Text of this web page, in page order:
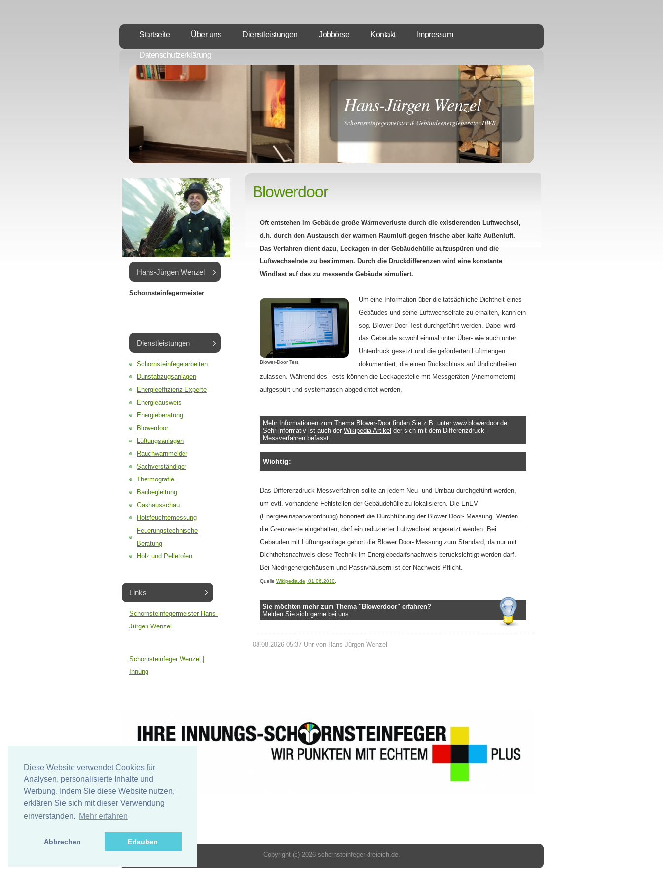
Diese Website verwendet Cookies für
Analysen, personalisierte Inhalte und
Werbung. Indem Sie diese Website nutzen,
erklären Sie sich mit dieser Verwendung
einverstanden. Mehr erfahren
Abbrechen Erlauben
Startseite Über uns Dienstleistungen Jobbörse Kontakt Impressum
Datenschutzerklärung
Hans-Jürgen Wenzel
Schornsteinfegermeister & Gebäudeenergieberater HWK
Blowerdoor
Oft entstehen im Gebäude große Wärmeverluste durch die existierenden Luftwechsel,
d.h. durch den Austausch der warmen Raumluft gegen frische aber kalte Außenluft.
Das Verfahren dient dazu, Leckagen in der Gebäudehülle aufzuspüren und die
Luftwechselrate zu bestimmen. Durch die Druckdifferenzen wird eine konstante
Windlast auf das zu messende Gebäude simuliert.
Blower-Door Test.
Um eine Information über die tatsächliche Dichtheit eines
Gebäudes und seine Luftwechselrate zu erhalten, kann ein
sog. Blower-Door-Test durchgeführt werden. Dabei wird
das Gebäude sowohl einmal unter Über- wie auch unter
Unterdruck gesetzt und die geförderten Luftmengen
dokumentiert, die einen Rückschluss auf Undichtheiten
zulassen. Während des Tests können die Leckagestelle mit Messgeräten (Anemometern)
aufgespürt und systematisch abgedichtet werden.
Mehr Informationen zum Thema Blower-Door finden Sie z.B. unter www.blowerdoor.de.
Sehr informativ ist auch der Wikipedia Artikel der sich mit dem Differenzdruck-
Messverfahren befasst.
Wichtig:
Das Differenzdruck-Messverfahren sollte an jedem Neu- und Umbau durchgeführt werden,
um evtl. vorhandene Fehlstellen der Gebäudehülle zu lokalisieren. Die EnEV
(Energieeinsparverordnung) honoriert die Durchführung der Blower Door- Messung. Werden
die Grenzwerte eingehalten, darf ein reduzierter Luftwechsel angesetzt werden. Bei
Gebäuden mit Lüftungsanlage gehört die Blower Door- Messung zum Standard, da nur mit
Dichtheitsnachweis diese Technik im Energiebedarfsnachweis berücksichtigt werden darf.
Bei Niedrigenergiehäusern und Passivhäusern ist der Nachweis Pflicht.
Quelle Wikipedia.de, 01.06.2010
Sie möchten mehr zum Thema "Blowerdoor" erfahren?
Melden Sie sich gerne bei uns.
08.08.2026 05:37 Uhr von Hans-Jürgen Wenzel
Hans-Jürgen Wenzel
Schornsteinfegermeister
Dienstleistungen
Schornsteinfegerarbeiten
Dunstabzugsanlagen
Energieeffizienz-Experte
Energieausweis
Energieberatung
Blowerdoor
Lüftungsanlagen
Rauchwarnmelder
Sachverständiger
Thermografie
Baubegleitung
Gashausschau
Holzfeuchtemessung
Feuerungstechnische
Beratung
Holz und Pelletofen
Links
Schornsteinfegermeister Hans-
Jürgen Wenzel
Schornsteinfeger Wenzel |
Innung
Copyright (c) 2026 schornsteinfeger-dreieich.de.